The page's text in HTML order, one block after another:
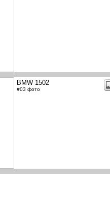
BMW 1502
#03 фото